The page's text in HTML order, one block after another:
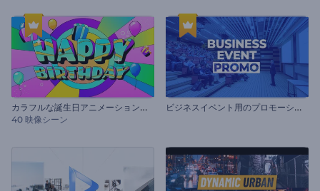
カ
ラフルな誕生日アニメーションパック
40 映像シーン
ヒ
゙ジネスイベント用のプロモーションビデオ